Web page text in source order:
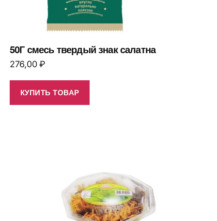
50Г смесь твердый знак салатна
276,00₽
КУПИТЬ ТОВАР